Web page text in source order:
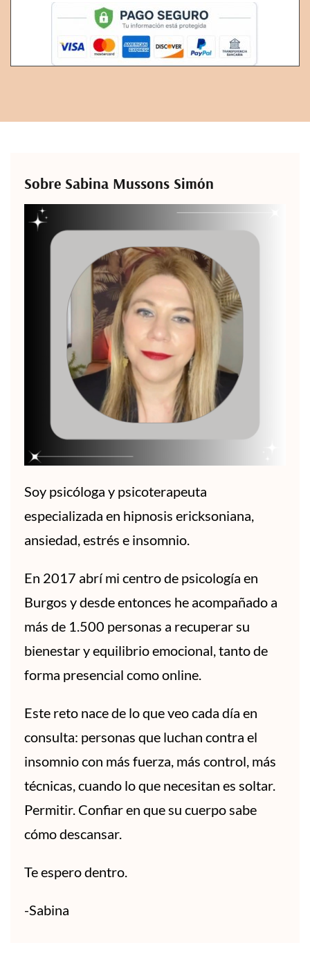
Sobre Sabina Mussons Simón
Soy psicóloga y psicoterapeuta
especializada en hipnosis ericksoniana,
ansiedad, estrés e insomnio.
En 2017 abrí mi centro de psicología en
Burgos y desde entonces he acompañado a
más de 1.500 personas a recuperar su
bienestar y equilibrio emocional, tanto de
forma presencial como online.
Este reto nace de lo que veo cada día en
consulta: personas que luchan contra el
insomnio con más fuerza, más control, más
técnicas, cuando lo que necesitan es soltar.
Permitir. Confiar en que su cuerpo sabe
cómo descansar.
Te espero dentro.
-Sabina